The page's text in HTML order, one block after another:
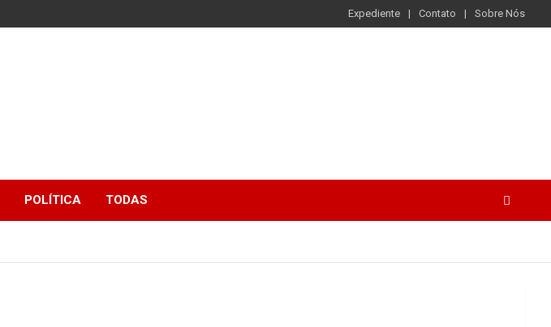
Expediente Contato Sobre Nós
POLÍTICA TODAS